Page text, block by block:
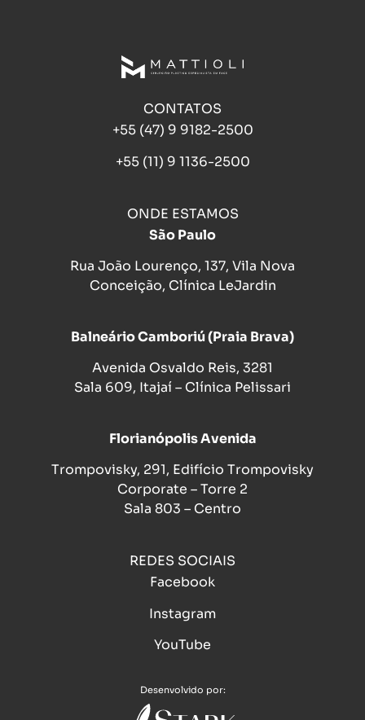
CONTATOS
+55 (47) 9 9182-2500
+55 (11) 9 1136-2500
ONDE ESTAMOS
São Paulo
Rua João Lourenço, 137, Vila Nova
Conceição, Clínica LeJardin
Balneário Camboriú (Praia Brava)
Avenida Osvaldo Reis, 3281
Sala 609, Itajaí – Clínica Pelissari
Florianópolis Avenida
Trompovisky, 291, Edifício Trompovisky
Corporate – Torre 2
Sala 803 – Centro
REDES SOCIAIS
Facebook
Instagram
YouTube
Desenvolvido por: